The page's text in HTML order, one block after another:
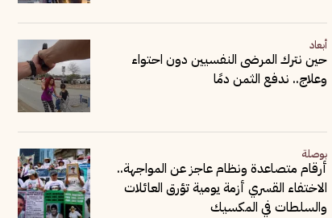
أبعاد
حين نترك المرضى النفسيين دون احتواء
وعلاج.. ندفع الثمن دمًا
بوصلة
أرقام متصاعدة ونظام عاجز عن المواجهة..
الاختفاء القسري أزمة يومية تؤرق العائلات
والسلطات في المكسيك